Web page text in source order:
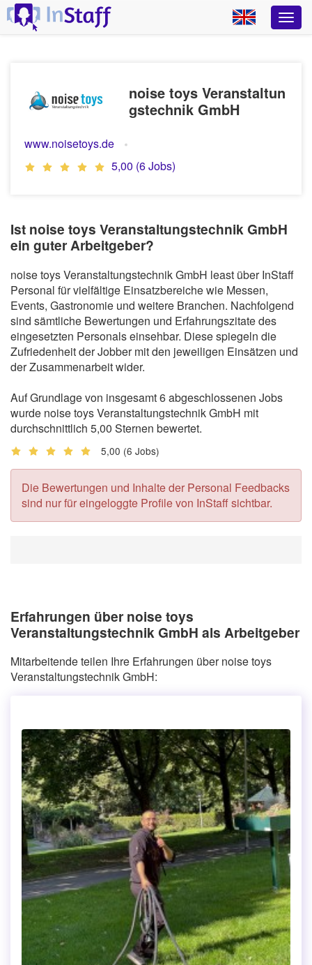
noise toys Veranstaltun
gstechnik GmbH
www.noisetoys.de
5,00 (6 Jobs)
Ist noise toys Veranstaltungstechnik GmbH
ein guter Arbeitgeber?
noise toys Veranstaltungstechnik GmbH least über InStaff
Personal für vielfältige Einsatzbereiche wie Messen,
Events, Gastronomie und weitere Branchen. Nachfolgend
sind sämtliche Bewertungen und Erfahrungszitate des
eingesetzten Personals einsehbar. Diese spiegeln die
Zufriedenheit der Jobber mit den jeweiligen Einsätzen und
der Zusammenarbeit wider.
Auf Grundlage von insgesamt 6 abgeschlossenen Jobs
wurde noise toys Veranstaltungstechnik GmbH mit
durchschnittlich 5,00 Sternen bewertet.
5,00 (6 Jobs)
Die Bewertungen und Inhalte der Personal Feedbacks
sind nur für eingeloggte Profile von InStaff sichtbar.
Erfahrungen über noise toys
Veranstaltungstechnik GmbH als Arbeitgeber
Mitarbeitende teilen Ihre Erfahrungen über noise toys
Veranstaltungstechnik GmbH: